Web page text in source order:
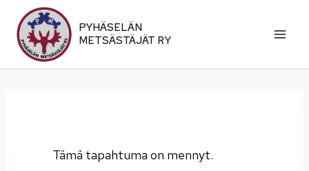
sisältöön
PYHÄSELÄN
METSÄSTÄJÄT RY
Tämä tapahtuma on mennyt.